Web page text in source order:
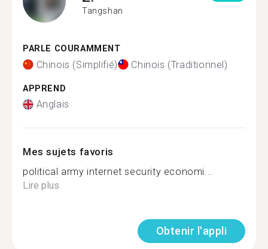
Tangshan
PARLE COURAMMENT
Chinois (Simplifié) Chinois (Traditionnel)
APPREND
Anglais
Mes sujets favoris
political army internet security economi...
Lire plus
Obtenir l'appli